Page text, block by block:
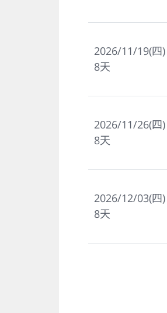
2026/11/19(四)
8天
2026/11/26(四)
8天
2026/12/03(四)
8天